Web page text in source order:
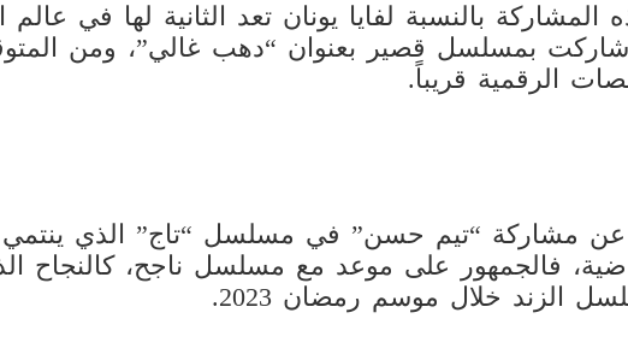
المشاركة بالنسبة لفايا يونان تعد الثانية لها في
بمسلسل قصير بعنوان “دهب غالي”، ومن
الرقمية قريباً.
عن مشاركة “تيم حسن” في مسلسل “تاج” الذي ينتمي
فالجمهور على موعد مع مسلسل ناجح، كالنجاح
الزند خلال موسم رمضان 2023.